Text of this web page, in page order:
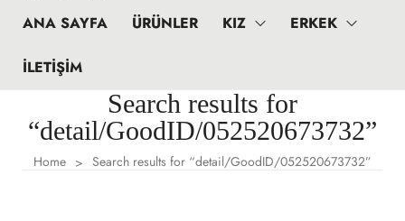
ANA SAYFA ÜRÜNLER KIZ ERKEK
İLETIŞIM
Search results for
“detail/GoodID/052520673732”
Home > Search results for “detail/GoodID/052520673732”